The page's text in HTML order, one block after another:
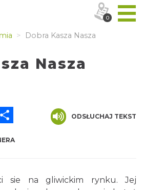
Dobra Kasza Nasza
Nasza
Messenger
ODSŁUCHAJ TEKST
sie na gliwickim rynku. Jej
0